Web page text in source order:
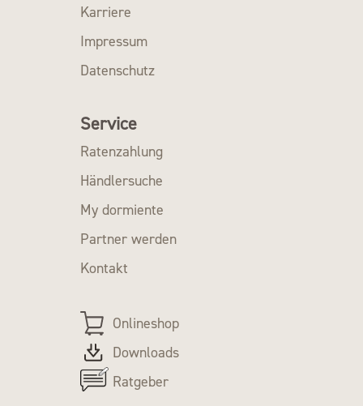
Karriere
Impressum
Datenschutz
Service
Ratenzahlung
Händlersuche
My dormiente
Partner werden
Kontakt
Onlineshop
Downloads
Ratgeber